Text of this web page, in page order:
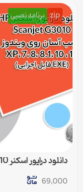
zip برنامه نصبی
سریع برای ویندوزهای XP تا 11
69,000